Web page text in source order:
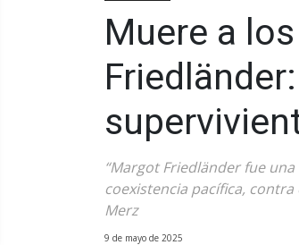
Muere a
“Margot Friedländer fue
coexistencia pacífica,
Merz
9 de mayo de 2025